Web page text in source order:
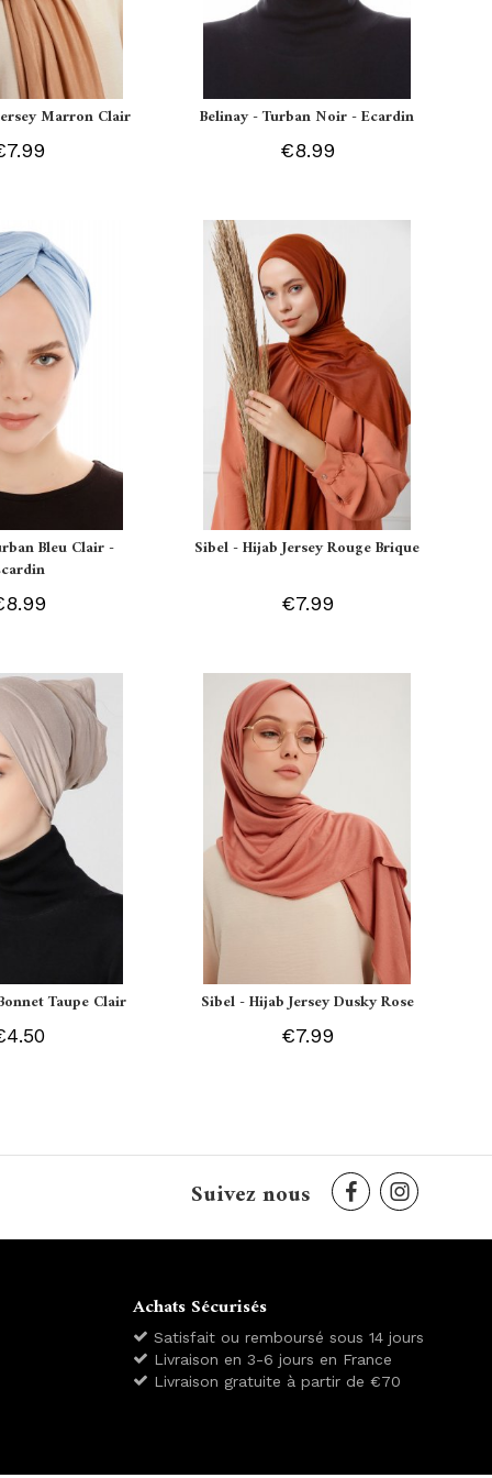
Marron Clair Belinay - Turban Noir - Ecardin
€8.99
Bleu Clair -
Sibel - Hijab Jersey Rouge Brique
€7.99
Taupe Clair Sibel - Hijab Jersey Dusky Rose
€7.99
Suivez nous
Achats Sécurisés
Satisfait ou remboursé sous 14 jours
Livraison en 3-6 jours en France
Livraison gratuite à partir de €70